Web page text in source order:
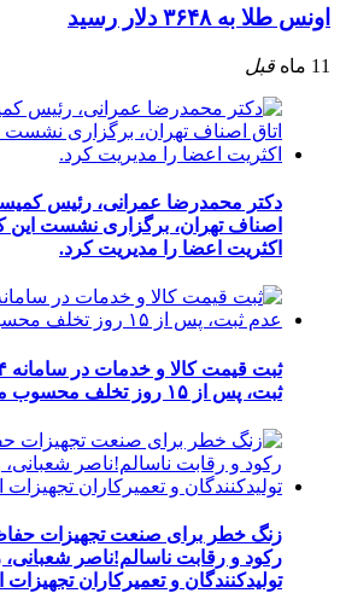
اونس طلا به ۳۶۴۸ دلار رسید
11 ماه قبل
دکتر محمدرضا عمرانی، رئیس
اصناف تهران، برگزاری نشست این
اکثریت اعضا را مدیریت کرد.
ثبت، پس از ۱۵ روز تخلف محسوب می‌شود
زنگ خطر برای صنعت تجهیزات
رکود و رقابت ناسالم!ناصر شعبانی،
تولیدکنندگان و تعمیرکاران تجهیزات